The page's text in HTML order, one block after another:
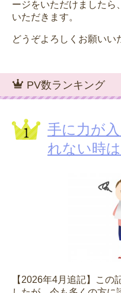
ージをいただけましたら
いただきます。
どうぞよろしくお願いい
PV数ランキング
手に力が
れない時
【2026年4月追記】この